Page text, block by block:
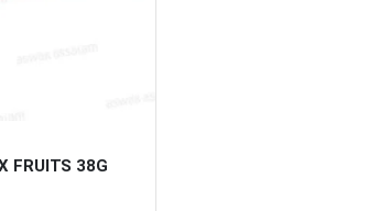
FRUITS 38G